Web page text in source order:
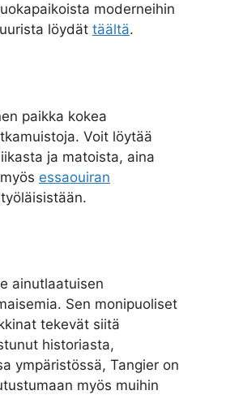
moderneihin
löydät täältä.
paikka kokea
Voit löytää
ja matoista, aina
essaouiran
ainutlaatuisen
Sen monipuoliset
tekevät siitä
historiasta,
ympäristössä, Tangier on
myös muihin